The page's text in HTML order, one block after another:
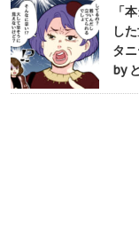
「
し
タ
by